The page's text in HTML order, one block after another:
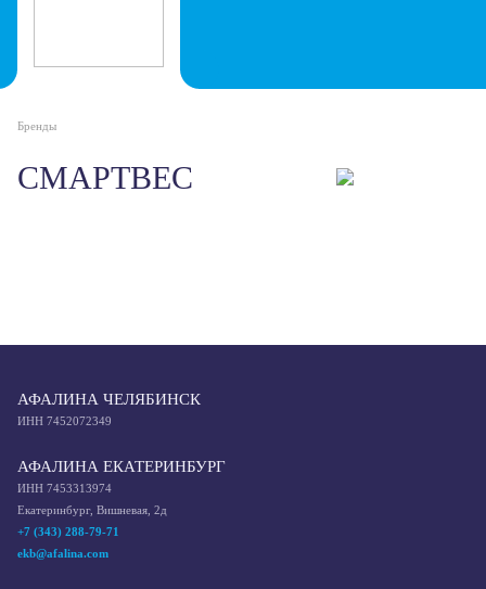
Бренды
СМАРТВЕС
АФАЛИНА ЧЕЛЯБИНСК
ИНН 7452072349
АФАЛИНА ЕКАТЕРИНБУРГ
ИНН 7453313974
Екатеринбург, Вишневая, 2д
+7 (343) 288-79-71
ekb@afalina.com